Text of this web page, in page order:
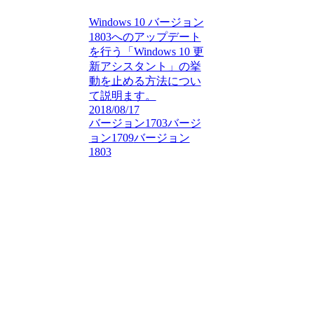
Windows 10 バージョン
1803へのアップデート
を行う「Windows 10 更
新アシスタント」の挙
動を止める方法につい
て説明ます。
2018/08/17
バージョン1703バージ
ョン1709バージョン
1803